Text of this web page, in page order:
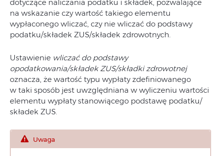
dotyczące naliczania podatku i składek, pozwalające
na wskazanie czy wartość takiego elementu
wypłaconego wliczać, czy nie wliczać do podstawy
podatku/składek ZUS/składek zdrowotnych.
Ustawienie wliczać do podstawy
opodatkowania/składek ZUS/składki zdrowotnej
oznacza, że wartość typu wypłaty zdefiniowanego
w taki sposób jest uwzględniana w wyliczeniu wartości
elementu wypłaty stanowiącego podstawę podatku/
składek ZUS.
Uwaga